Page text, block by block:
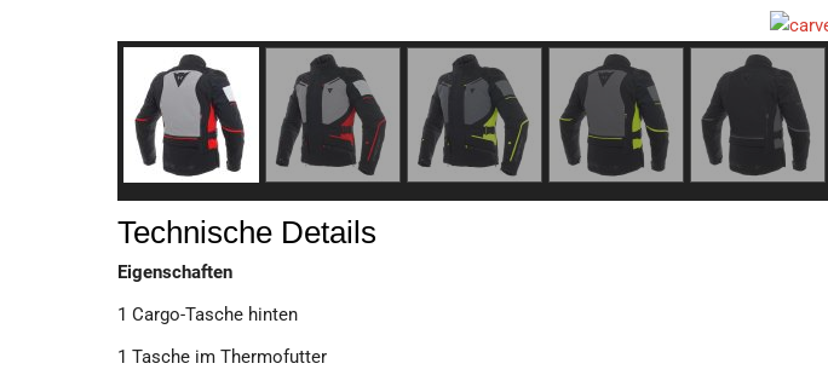
Technische Details
Eigenschaften
1 Cargo-Tasche hinten
1 Tasche im Thermofutter